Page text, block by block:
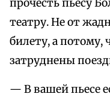
прочесть пьесу
театру. Не от
билету, а потому,
затруднены
— В вашей пьесе